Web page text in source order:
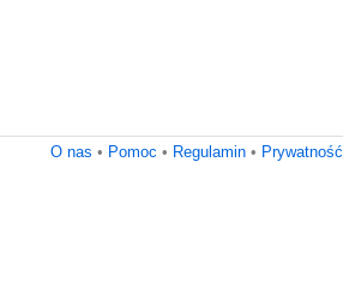
O nas • Pomoc • Regulamin• Prywatność